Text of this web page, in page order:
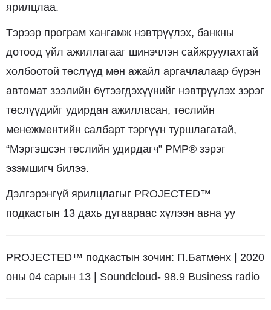
ярилцлаа.
Тэрээр програм хангамж нэвтрүүлэх, банкны
дотоод үйл ажиллагааг шинэчлэн сайжруулахтай
холбоотой төслүүд мөн ажайл аргачлалаар бүрэн
автомат зээлийн бүтээгдэхүүнийг нэвтрүүлэх зэрэг
төслүүдийг удирдан ажилласан, төслийн
менежментийн салбарт тэргүүн туршлагатай,
“Мэргэшсэн төслийн удирдагч” PMP® зэрэг
эзэмшигч билээ.
Дэлгэрэнгүй ярилцлагыг PROJECTED™
подкастын 13 дахь дугаараас хүлээн авна уу
PROJECTED™ подкастын зочин: П.Батмөнх | 2020
оны 04 сарын 13 | Soundcloud- 98.9 Business radio